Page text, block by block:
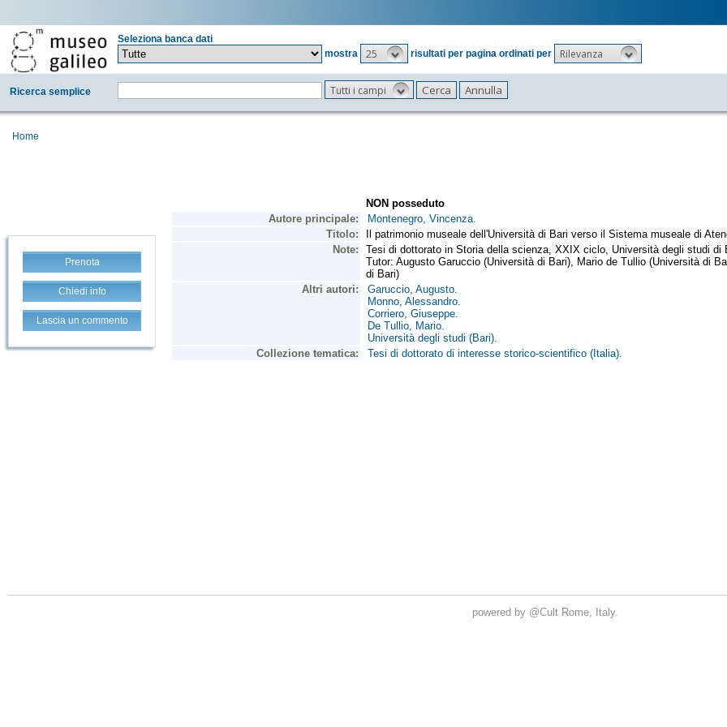
Seleziona banca dati
mostra
25 risultati per pagina ordinati per Rilevanza
Ricerca semplice Tutti i campi
Home
Prenota
Chiedi info
Lascia un commento
powered by @Cult Rome, Italy.